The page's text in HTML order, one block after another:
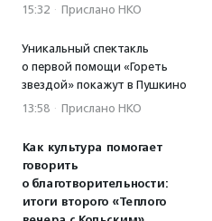
15:32 · Прислано НКО
Уникальный спектакль
о первой помощи «Гореть
звездой» покажут в Пушкино
13:58 · Прислано НКО
Как культура помогает
говорить
о благотворительности:
итоги второго «Теплого